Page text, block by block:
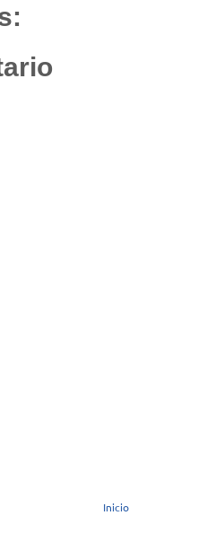
Inicio